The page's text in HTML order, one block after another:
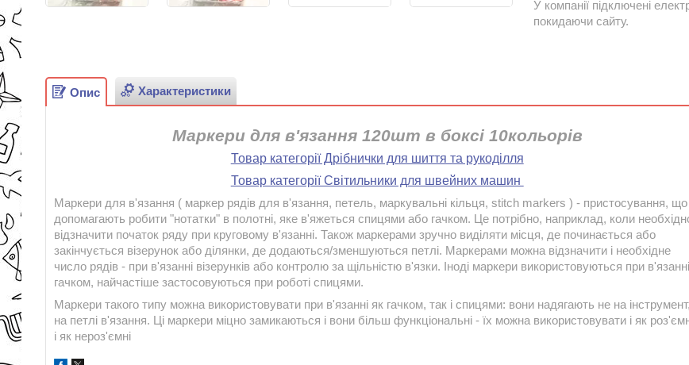
У компанії підключені
покидаючи сайту.
Опис Характеристики
Маркери для в'язання 120шт в боксі 10кольорів
Товар категорії Дрібнички для шиття та рукоділля
Товар категорії Світильники для швейних машин
Маркери для в'язання ( маркер рядів для в'язання, петель, маркувальні кільця, stitch markers ) - пристосування, що
допомагають робити "нотатки" в полотні, яке в'яжеться спицями або гачком. Це потрібно, наприклад, коли
відзначити початок ряду при круговому в'язанні. Також маркерами зручно виділяти місця, де починається або
закінчується візерунок або ділянки, де додаються/зменшуються петлі. Маркерами можна відзначити і необхідне
число рядів - при в'язанні візерунків або контролю за щільністю в'язки. Іноді маркери використовуються при в'язанні
гачком, найчастіше застосовуються при роботі спицями.
Маркери такого типу можна використовувати при в'язанні як гачком, так і спицями: вони надягають не на
на петлі в'язання. Ці маркери міцно замикаються і вони більш функціональні - їх можна використовувати і як
і як нероз'ємні